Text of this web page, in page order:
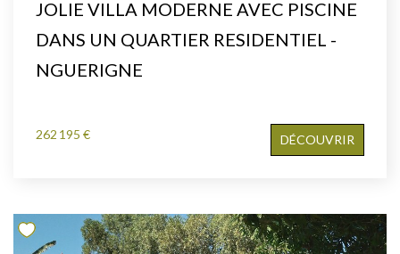
JOLIE VILLA MODERNE AVEC PISCINE
DANS UN QUARTIER RESIDENTIEL -
NGUERIGNE
262 195 € DÉCOUVRIR